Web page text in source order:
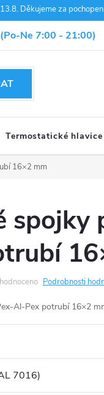
Děkujeme za
(Po-Ne 7:00 - 21:00)
Termostatické hlavice
16×2 mm
spojky
Podrobnosti
Al-Pex potrubí 16×2